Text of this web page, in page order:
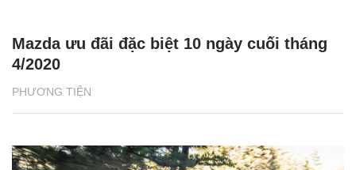
PHƯƠNG TIỆN
Mazda ưu đãi đặc biệt 10 ngày cuối tháng
4/2020